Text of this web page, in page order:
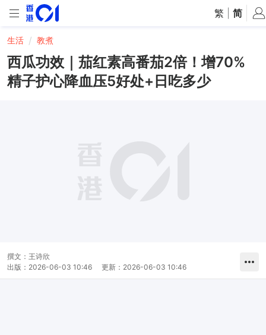
繁 简
生活 教煮
西瓜功效｜茄红素高番茄2倍！增70%
精子护心降血压5好处+日吃多少
撰文： 王诗欣
出版： 2026-06-03 10:46 更新： 2026-06-03 10:46